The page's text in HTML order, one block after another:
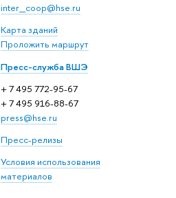
inter_coop@hse.ru
Карта зданий
Проложить маршрут
Пресс-служба ВШЭ
+ 7 495 772-95-67
+ 7 495 916-88-67
press@hse.ru
Пресс-релизы
Условия использования
материалов